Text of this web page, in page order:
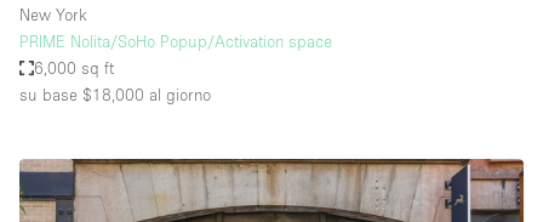
New York
PRIME Nolita/SoHo Popup/Activation space
6,000 sq ft
su base $18,000 al giorno